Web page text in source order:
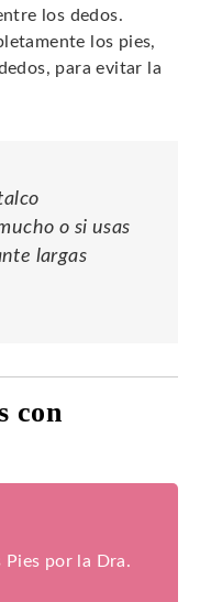
los dedos.
los pies,
para evitar la
o si usas
largas
con
Pies por la Dra.